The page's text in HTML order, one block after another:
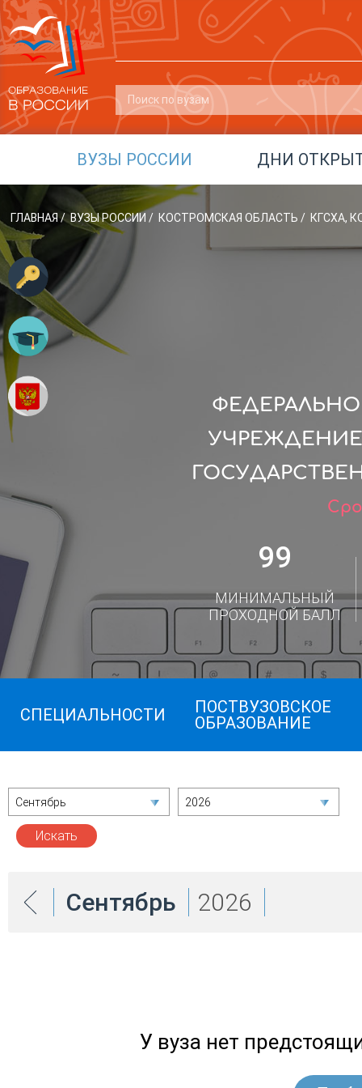
ВУЗЫ РОССИИ ДНИ
ГЛАВНАЯ/ ВУЗЫ РОССИИ / КОСТРОМСКАЯ ОБЛАСТЬ / КГСХА,
99
МИНИМАЛЬНЫЙ
ПРОХОДНОЙ БАЛЛ
СПЕЦИАЛЬНОСТИ
ПОСТВУЗОВСКОЕ
ОБРАЗОВАНИЕ
Сентябрь 2026
Сентябрь 2026
У вуза нет